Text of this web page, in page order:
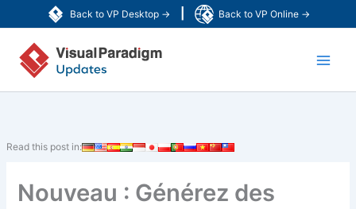
Back to VP Desktop → Back to VP Online →
au
contenu
Read this post in:
Nouveau : Générez des